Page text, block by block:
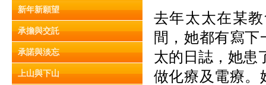
新年新願望
承擔與交託
承諾與淡忘
上山與下山
去年太太在某
間，她都有寫
太的日誌，她患
做化療及電療。